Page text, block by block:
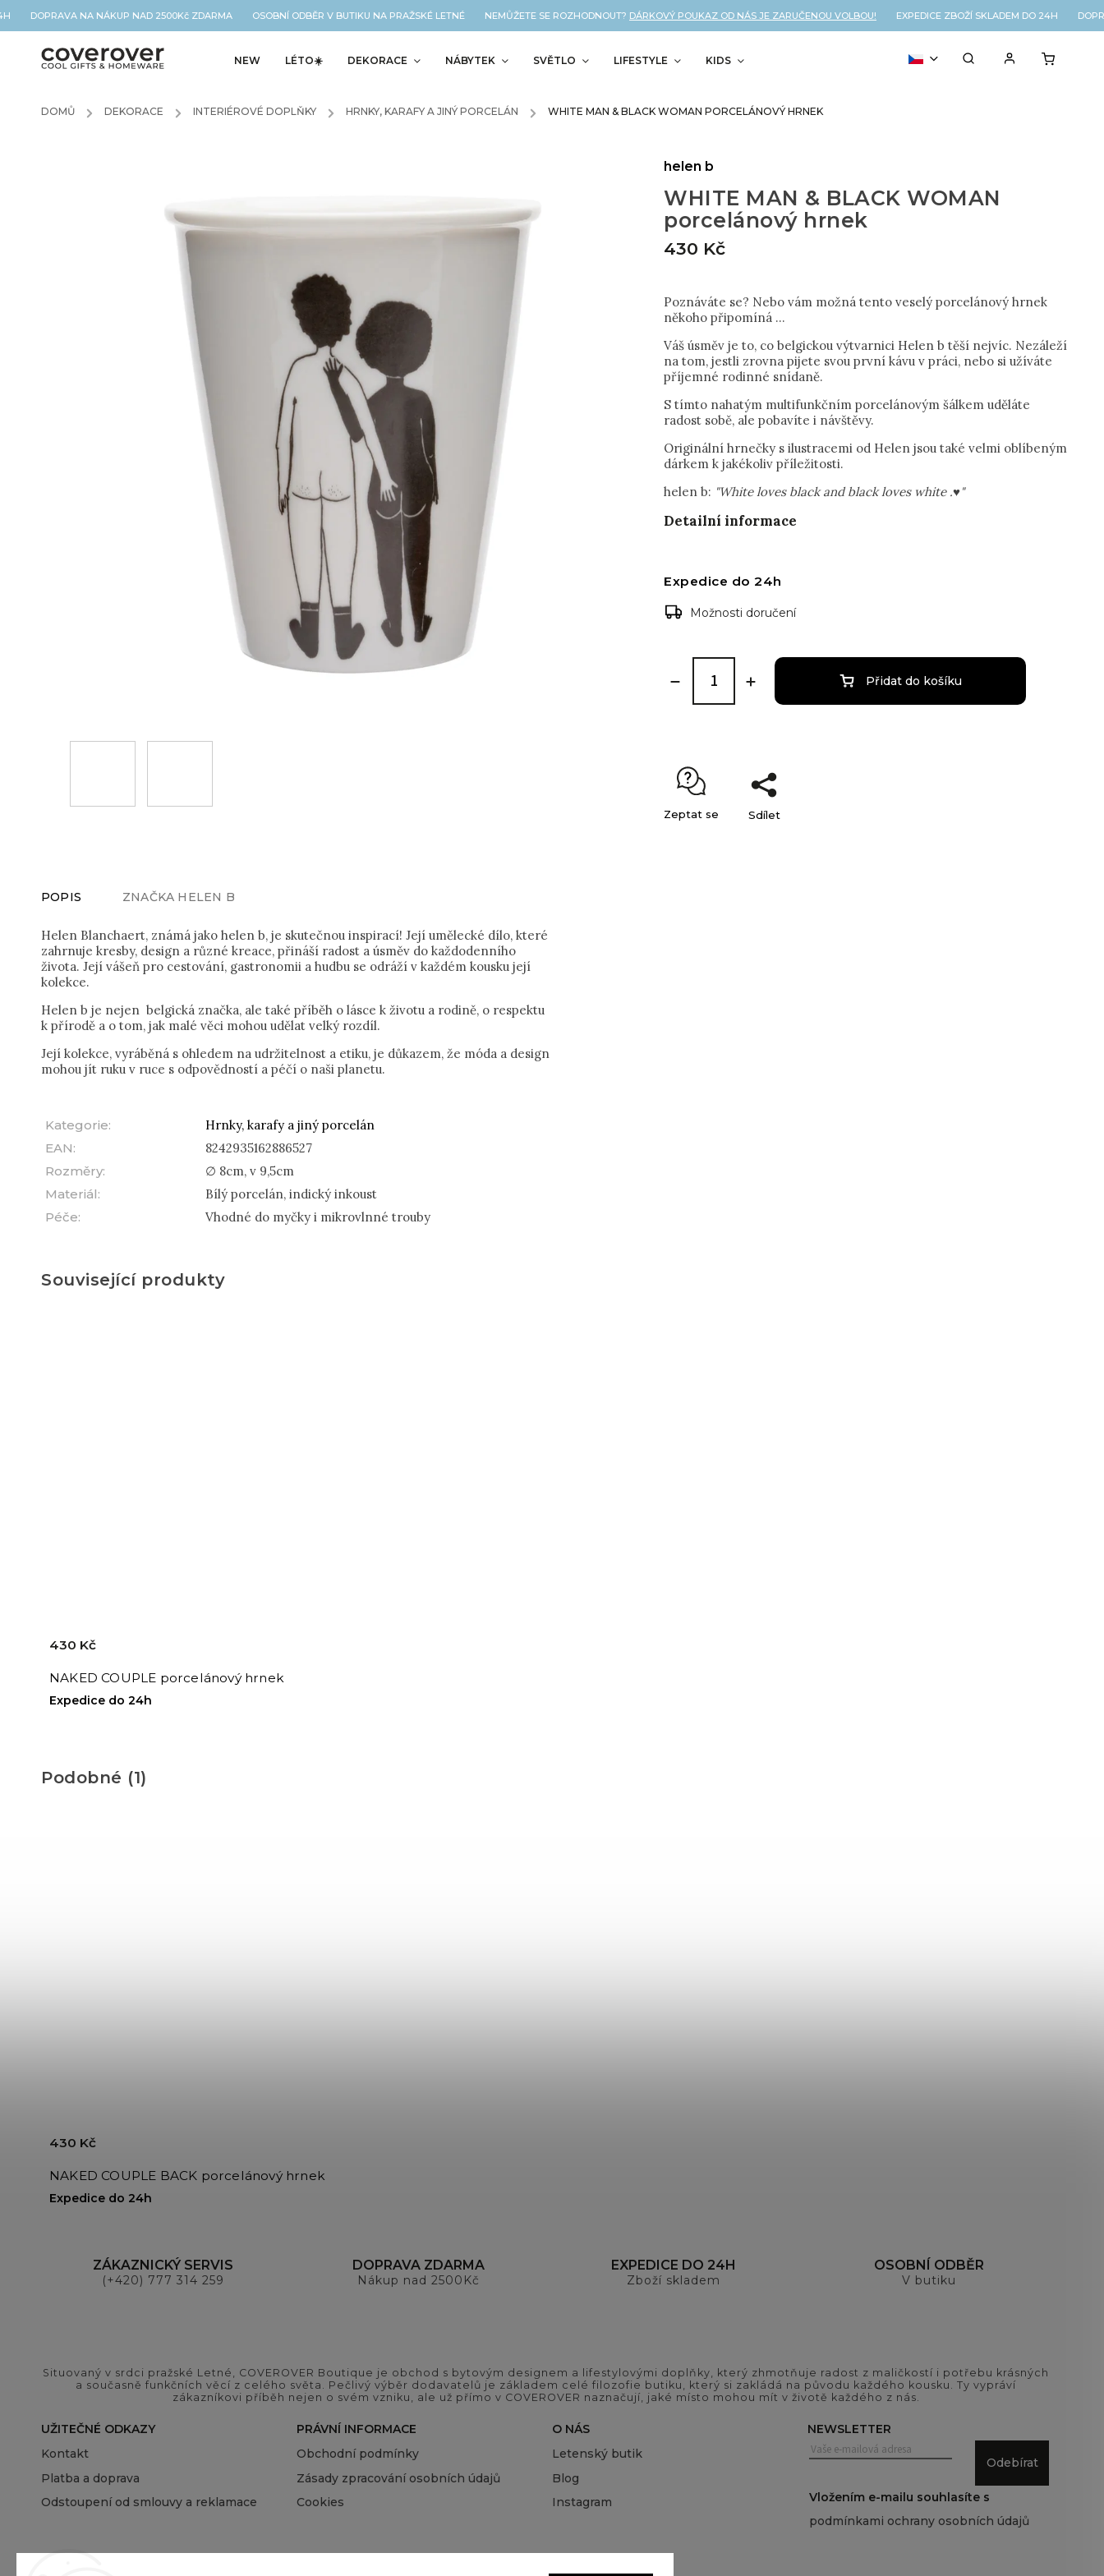
NA NÁKUP NAD 2500Kč ZDARMA OSOBNÍ ODBĚR V BUTIKU NA PRAŽSKÉ LETNÉ NEMŮŽETE SE ROZHODNOUT?DÁRKOVÝ POUKAZ OD NÁS JE ZARUČENOU VOLBOU! EXPEDICE ZBOŽÍ SKLADEM DO 24H
NEW LÉTO☀️ DEKORACE NÁBYTEK SVĚTLO LIFESTYLE KIDS
DOMŮ / DEKORACE / INTERIÉROVÉ DOPLŇKY / HRNKY, KARAFY A JINÝ PORCELÁN / WHITE MAN & BLACK WOMAN PORCELÁNOVÝ HRNEK
WHITE MAN & BLACK WOMAN
porcelánový hrnek
430 Kč
Poznáváte se? Nebo vám možná tento veselý porcelánový hrnek
někoho připomíná ...
Váš úsměv je to, co belgickou výtvarnici Helen b těší nejvíc. Nezáleží
na tom, jestli zrovna pijete svou první kávu v práci, nebo si užíváte
příjemné rodinné snídaně.
S tímto nahatým multifunkčním porcelánovým šálkem uděláte
radost sobě, ale pobavíte i návštěvy.
Originální hrnečky s ilustracemi od Helen jsou také velmi oblíbeným
dárkem k jakékoliv příležitosti.
helen b: "White loves black and black loves white .♥"
Detailní informace
helen b
Expedice do 24h
Možnosti doručení
Přidat do košíku
Zeptat se Sdílet
POPIS ZNAČKA HELEN B
Helen Blanchaert, známá jako helen b, je skutečnou inspirací! Její umělecké dílo, které
zahrnuje kresby, design a různé kreace, přináší radost a úsměv do každodenního
života. Její vášeň pro cestování, gastronomii a hudbu se odráží v každém kousku její
kolekce.
Helen b je nejen belgická značka, ale také příběh o lásce k životu a rodině, o respektu
k přírodě a o tom, jak malé věci mohou udělat velký rozdíl.
Její kolekce, vyráběná s ohledem na udržitelnost a etiku, je důkazem, že móda a design
mohou jít ruku v ruce s odpovědností a péčí o naši planetu.
Kategorie:
Hrnky, karafy a jiný porcelán
EAN:
8242935162886527
Rozměry:
∅ 8cm, v 9,5cm
Materiál:
Bílý porcelán, indický inkoust
Péče: Vhodné do myčky i mikrovlnné trouby
Související produkty
NAKED COUPLE porcelánový hrnek
Expedice do 24h
430 Kč
Podobné (1)
NAKED COUPLE BACK porcelánový hrnek
Expedice do 24h
430 Kč
ZÁKAZNICKÝ SERVIS
(+420) 777 314 259
DOPRAVA ZDARMA
Nákup nad 2500Kč
EXPEDICE DO 24H
Zboží skladem
OSOBNÍ ODBĚR
V butiku
Situovaný v srdci pražské Letné, COVEROVER Boutique je obchod s bytovým designem a lifestylovými doplňky, který zhmotňuje radost z maličkostí i potřebu krásných
a současně funkčních věcí z celého světa. Pečlivý výběr dodavatelů je základem celé filozofie butiku, který si zakládá na původu každého kousku. Ty vypráví
zákazníkovi příběh nejen o svém vzniku, ale už přímo v COVEROVER naznačují, jaké místo mohou mít v životě každého z nás.
UŽITEČNÉ ODKAZY
Kontakt
Platba a doprava
Odstoupení od smlouvy a reklamace
PRÁVNÍ INFORMACE
Obchodní podmínky
Zásady zpracování osobních údajů
Cookies
O NÁS
Letenský butik
Blog
Instagram
NEWSLETTER
Odebírat
Vložením e-mailu souhlasíte s
podmínkami ochrany osobních údajů